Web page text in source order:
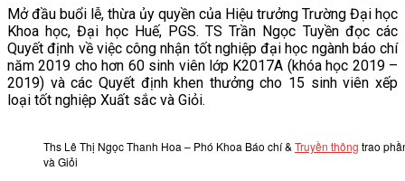
VĂN BẢN
THƯ VIỆN
Mở đầu buổi lễ, thừa ủy quyền của Hiệu trưởng Trường Đại học
Khoa học, Đại học Huế, PGS. TS Trần Ngọc Tuyền đọc các
Quyết định về việc công nhận tốt nghiệp đại học ngành báo chí
năm 2019 cho hơn 60 sinh viên lớp K2017A (khóa học 2019 –
2019) và các Quyết định khen thưởng cho 15 sinh viên xếp
loại tốt nghiệp Xuất sắc và Giỏi.
Ths Lê Thị Ngọc Thanh Hoa – Phó Khoa Báo chí & Truyền thông trao
và Giỏi